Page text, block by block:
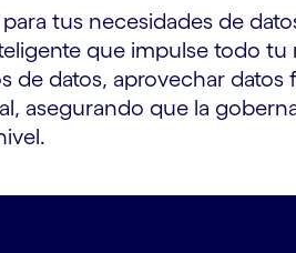
tus necesidades de
que impulse todo
datos, aprovechar datos
asegurando que la